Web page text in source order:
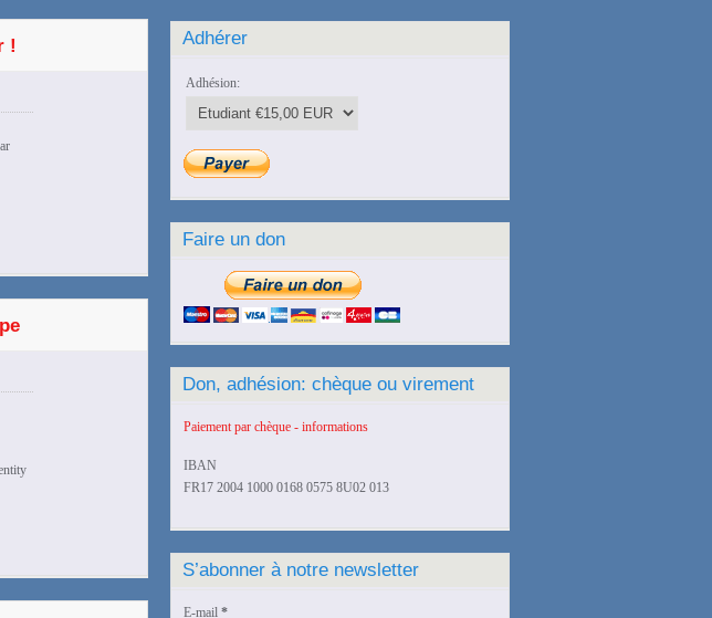
! Adhérer
Adhésion:
Faire un don
Don, adhésion: chèque ou virement
Paiement par chèque - informations
IBAN
FR17 2004 1000 0168 0575 8U02 013
S’abonner à notre newsletter
E-mail *